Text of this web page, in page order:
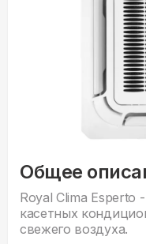
Общее
Royal Clima
касетных
свежего воздуха.